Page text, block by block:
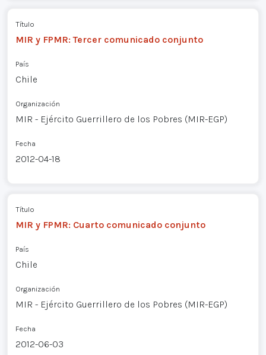
Título
MIR y FPMR: Tercer comunicado conjunto
País
Chile
Organización
MIR - Ejército Guerrillero de los Pobres (MIR-EGP)
Fecha
2012-04-18
Título
MIR y FPMR: Cuarto comunicado conjunto
País
Chile
Organización
MIR - Ejército Guerrillero de los Pobres (MIR-EGP)
Fecha
2012-06-03